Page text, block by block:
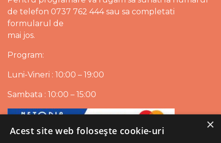
de telefon 0737 762 444 sau sa completati
formularul de
mai jos.
Program:
Luni-Vineri : 10:00 – 19:00
Sambata : 10:00 – 15:00
×
Acest site web folosește cookie-uri